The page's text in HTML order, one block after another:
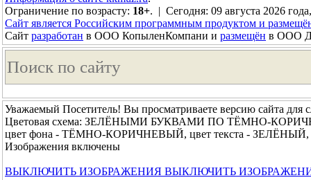
Ограничение по возрасту: 18+. | Сегодня: 09 августа 2026
Сайт является Российским программным продуктом и
Сайт разработан в ООО КопыленКомпани и размещён в ООО
Уважаемый Посетитель! Вы просматриваете версию сайта для
Цветовая схема: ЗЕЛЁНЫМИ БУКВАМИ ПО ТЁМНО-
цвет фона - ТЁМНО-КОРИЧНЕВЫЙ, цвет текста - ЗЕЛЁНЫЙ,
Изображения включены
ВЫКЛЮЧИТЬ ИЗОБРАЖЕНИЯ ВЫКЛЮЧИТЬ